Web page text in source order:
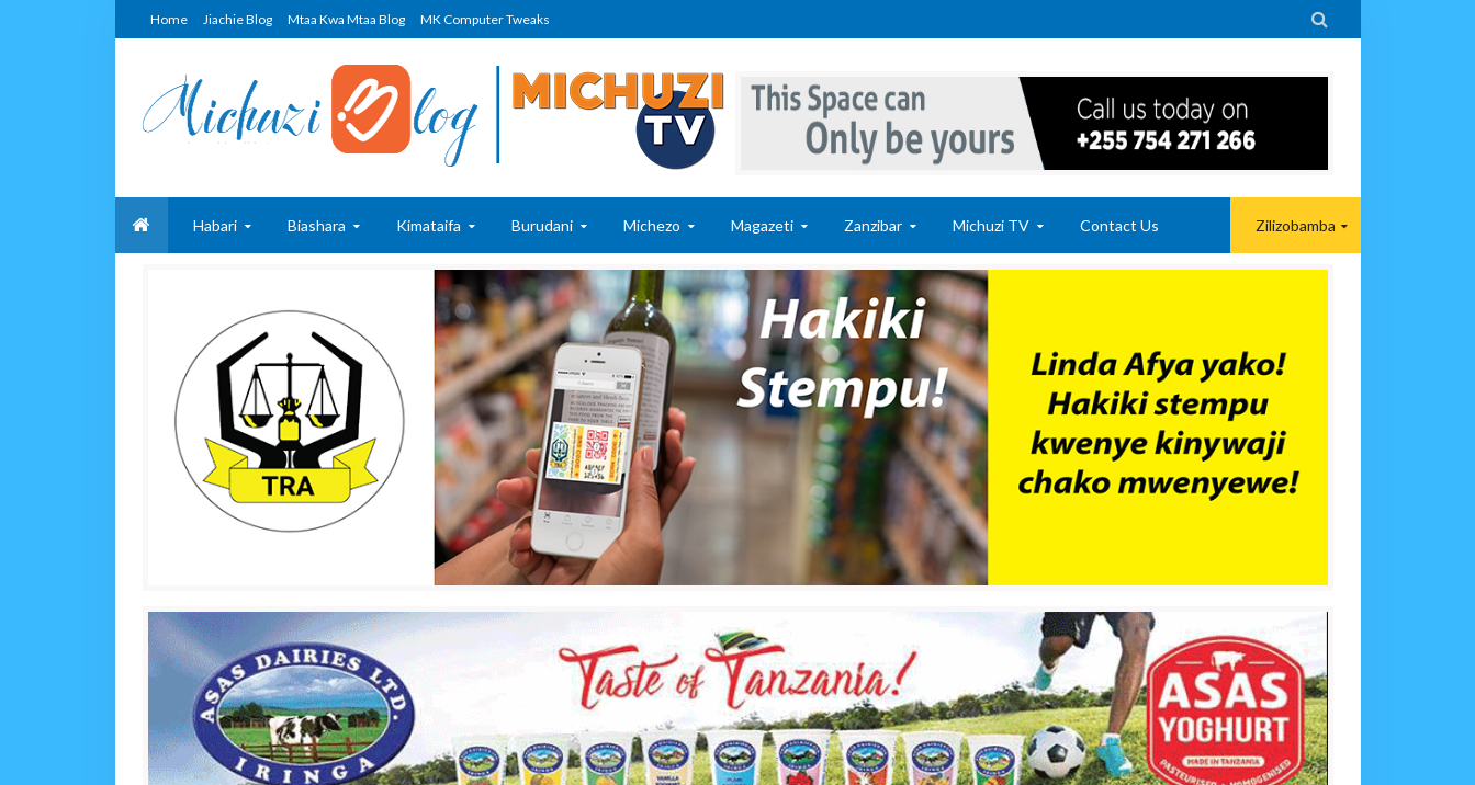
Home Jiachie Blog Mtaa Kwa Mtaa Blog MK Computer Tweaks 
Habari Biashara Kimataifa Burudani Michezo Magazeti Zanzibar Michuzi TV Contact Us Zilizobamba